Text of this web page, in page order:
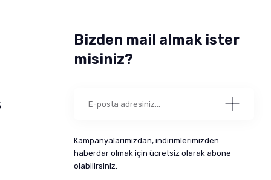
Bizden mail almak ister
misiniz?
Kampanyalarımızdan, indirimlerimizden
haberdar olmak için ücretsiz olarak abone
olabilirsiniz.